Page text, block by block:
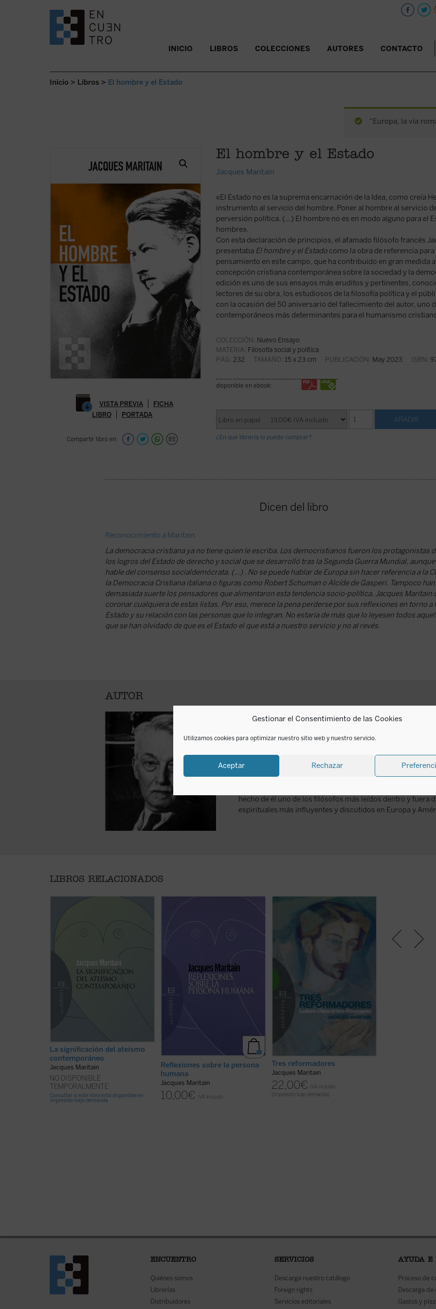
Gestionar el Consentimiento de las Cookies
Utilizamos cookies para optimizar nuestro sitio web y nuestro servicio.
Aceptar Rechazar
SALTAR AL CONTENIDO. INICIO LIBROS COLECCIONES AUTORES CONTACTO
Inicio > Libros > El hombre y el Estado
“Europa, la vía
VISTA PREVIA
FICHA
LIBRO
PORTADA
Compartir libro en
El hombre y el Estado
Jacques Maritain
«El Estado no es la suprema encarnación de la Idea, como creía
instrumento al servicio del hombre. Poner al hombre al servicio
perversión política. (...) El hombre no es en modo alguno para el
hombre».
Con esta declaración de principios, el afamado filósofo francés
presentaba El hombre y el Estadocomo la obra de referencia
pensamiento en este campo, que ha contribuido en gran medida
concepción cristiana contemporánea sobre la sociedad y la
edición es uno de sus ensayos más eruditos y pertinentes,
lectores de su obra, los estudiosos de la filosofía política y el
con la ocasión del 50 aniversario del fallecimiento del autor, uno
contemporáneos más determinantes para el humanismo
COLECCIÓN: Nuevo Ensayo
MATERIA: Filosofía social y política
PÁG: 232 TAMAÑO: 15 x 23 cm PUBLICACIÓN: May 2023 ISBN:
disponible en ebook:
¿En qué librería lo puedo comprar?
Dicen del libro
Reconocimiento a Maritain
La democracia cristiana ya no tiene quien le escriba. Los democristianos fueron los protagonistas
los logros del Estado de derecho y social que se desarrolló tras la Segunda Guerra Mundial, aunque
hable del consenso socialdemócrata. (...) . No se puede hablar de Europa sin hacer referencia a la
la Democracia Cristiana italiana o figuras como Robert Schuman o Alcíde de Gasperi. Tampoco
demasiada suerte los pensadores que alimentaron esta tendencia socio-política. Jacques Maritain
coronar cualquiera de estas listas. Por eso, merece la pena perderse por sus reflexiones en torno a
Estado y su relación con las personas que lo integran. No estaría de más que lo leyesen todos
que se han olvidado de que es el Estado el que está a nuestro servicio y no al revés.
AUTOR
Jacques Maritain
Jacques Maritain (1882-1973) fue, sin duda, una de las
XX. Liberado del materialismo académico de su tiempo
impugnaría en su primera obra, se convirtió con su
entregándose apasionadamente hasta el final de su vida a
regeneración filosófica de la cultura moderna a la luz de
hecho de él uno de los filósofos más leídos dentro y fuera
espirituales más influyentes y discutidos en Europa y
LIBROS RELACIONADOS
El análisis de las características
propias del ateísmo
contemporáneo, y la advertencia
de la doble incoherencia en que
Jacques Maritain a reconocer el
hecho, solo en apariencia
paradójico, de que semejante
negación de Dios es, en su raíz
misma, un fenómeno religioso. De
ahí ...
(ver ficha)
La significación del ateísmo
contemporáneo
Jacques Maritain
NO DISPONIBLE
TEMPORALMENTE
Consultar si este libro está disponible en
impresión bajo demanda
«... cada ser humano es, como el
bruto, la planta o el átomo, un
individuo, es decir, un fragmento
de una especie, una parte de este
universo, un punto singular de la
inmensa red de fuerzas e
influencias cósmicas, étnicas,
históricas, a cuyas leyes está
sometido; y a la vez es una
persona, es decir, [...] un ...(ver
ficha)
Reflexiones sobre la persona
humana
Jacques Maritain
10,00€ IVA incluido
«Acaso volverá a decirse que yo
pretendo 'condenar en bloque'
tres siglos historia humana y
'volver a la Edad Media'. Nada
más falso. Este libro está vuelto
futuro que exige de nosotros una
mirada clara y nuevas fuerzas. Lo
que en realidad representa el
(ver ficha)
Tres reformadores
Jacques Maritain
22,00€ IVA incluido
(Impresión bajo demanda)
principales que
con las solas
ENCUENTRO
Quiénes somos
Librerías
Distribuidores
SERVICIOS
Descarga nuestro catálogo
Foreign rights
Servicios editoriales
AYUDA E
Proceso de
Descarga de
Gastos y